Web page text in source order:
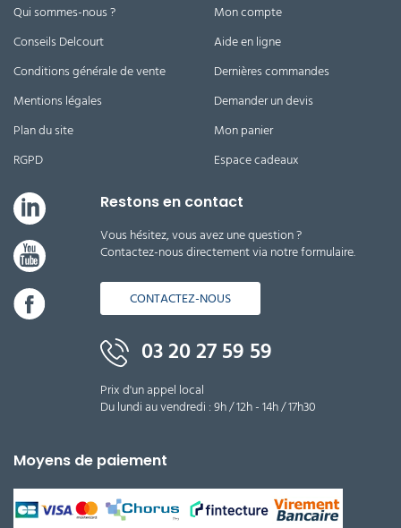
Qui sommes-nous ?
Conseils Delcourt
Conditions générale de vente
Mentions légales
Plan du site
RGPD
Mon compte
Aide en ligne
Dernières commandes
Demander un devis
Mon panier
Espace cadeaux
Restons en contact
Vous hésitez, vous avez une question ?
Contactez-nous directement via notre formulaire.
CONTACTEZ-NOUS
03 20 27 59 59
Prix d'un appel local
Du lundi au vendredi : 9h / 12h - 14h / 17h30
Moyens de paiement